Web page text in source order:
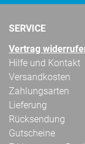
SERVICE
Vertrag
Hilfe und Kontakt
Versandkosten
Zahlungsarten
Lieferung
Rücksendung
Gutscheine